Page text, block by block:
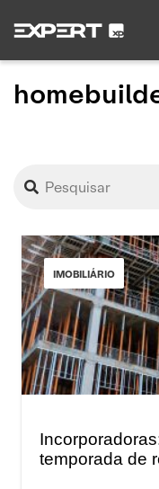
IMOBILIÁRIO
temporada de